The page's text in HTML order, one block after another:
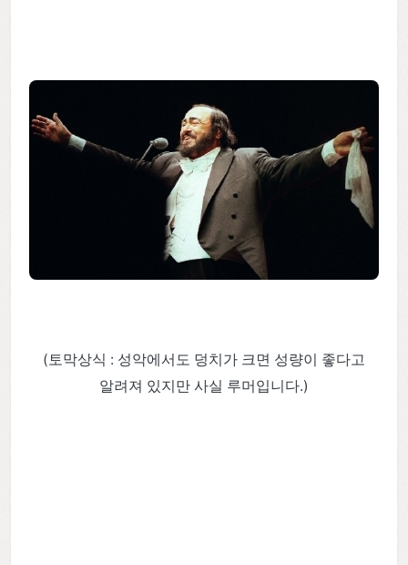
(토막상식 : 성악에서도 덩치가 크면 성량이 좋다고
알려져 있지만 사실 루머입니다.)